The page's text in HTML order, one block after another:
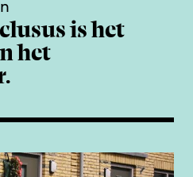
is het
het